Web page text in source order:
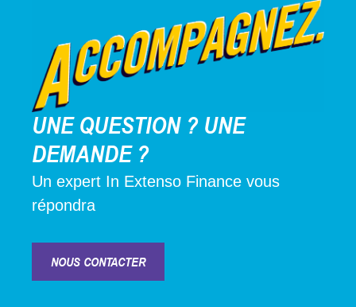
UNE QUESTION ? UNE
DEMANDE ?
Un expert In Extenso Finance vous
répondra
NOUS CONTACTER